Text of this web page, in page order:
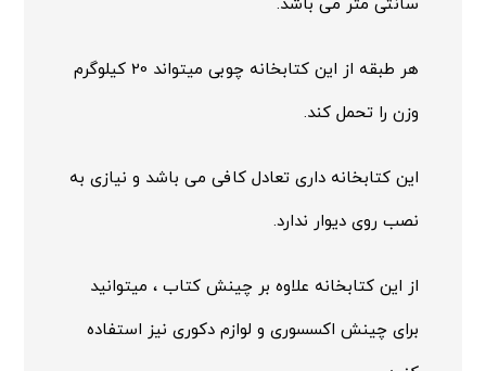
سانتی متر می باشد.
هر طبقه از این کتابخانه چوبی میتواند 20 کیلوگرم
وزن را تحمل کند.
این کتابخانه داری تعادل کافی می باشد و نیازی به
نصب روی دیوار ندارد.
از این کتابخانه علاوه بر چینش کتاب ، میتوانید
برای چینش اکسسوری و لوازم دکوری نیز استفاده